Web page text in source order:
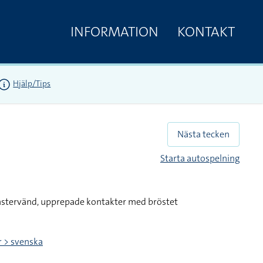
INFORMATION KONTAKT
Hjälp/Tips
Nästa tecken
Starta autospelning
upprepade kontakter med bröstet
svenska